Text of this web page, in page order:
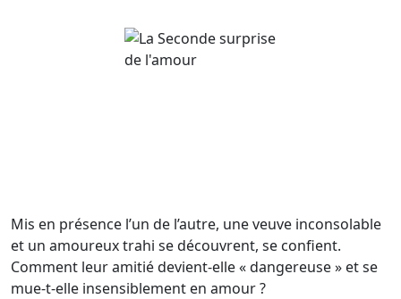
Mis en présence l’un de l’autre, une veuve inconsolable
et un amoureux trahi se découvrent, se confient.
Comment leur amitié devient-elle « dangereuse » et se
mue-t-elle insensiblement en amour ?